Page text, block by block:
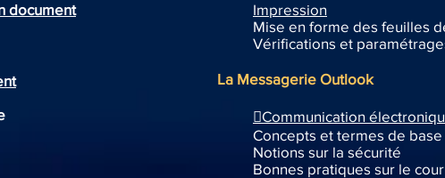
document
Impression
Mise en forme des feuilles
Vérifications et
La Messagerie Outlook
Communication
Concepts et termes de base
Notions sur la sécurité
Bonnes pratiques sur le